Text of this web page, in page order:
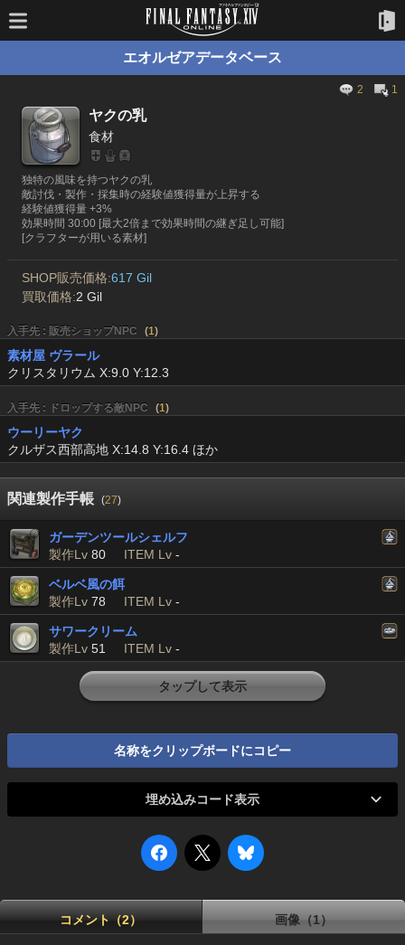
エオルゼアデータベース
2 1
ヤクの乳
食材
独特の風味を持つヤクの乳
敵討伐・製作・採集時の経験値獲得量が上昇する
経験値獲得量 +3%
効果時間 30:00 [最大2倍まで効果時間の継ぎ足し可能]
[クラフターが用いる素材]
SHOP販売価格:617 Gil
買取価格:2 Gil
入手先 : 販売ショップNPC (1)
素材屋 ヴラール
クリスタリウム X:9.0 Y:12.3
入手先 : ドロップする敵NPC (1)
ウーリーヤク
クルザス西部高地 X:14.8 Y:16.4 ほか
関連製作手帳 (27)
ガーデンツールシェルフ
製作Lv 80 ITEM Lv -
ベルベ風の餌
製作Lv 78 ITEM Lv -
サワークリーム
製作Lv 51 ITEM Lv -
タップして表示
名称をクリップボードにコピー
埋め込みコード表示
コメント（2） 画像（1）